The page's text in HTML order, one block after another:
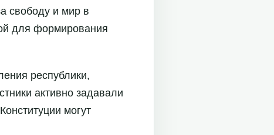
свободу и мир в
для формирования
республики,
активно задавали
могут